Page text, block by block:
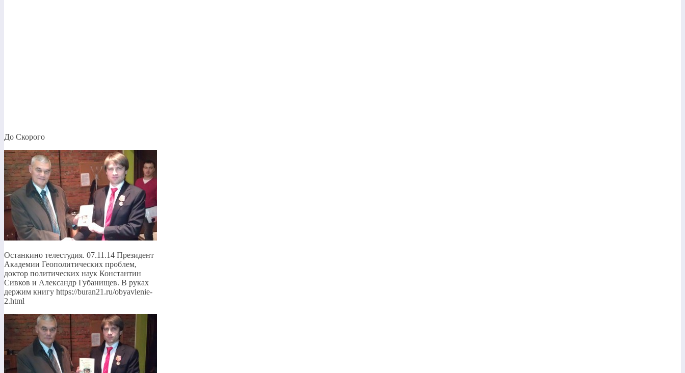
До Скорого
Останкино телестудия. 07.11.14 Президент
Академии Геополитических проблем,
доктор политических наук Константин
Сивков и Александр Губанищев. В руках
держим книгу https://buran21.ru/obyavlenie-
2.html